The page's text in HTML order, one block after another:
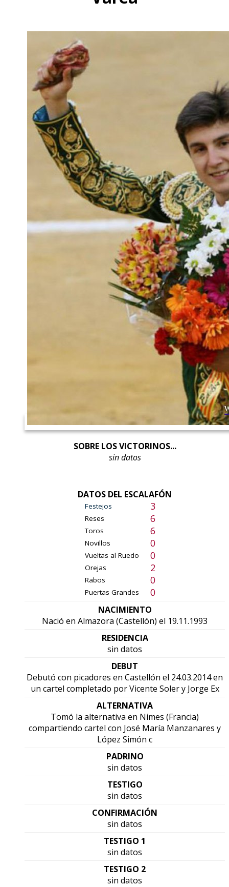
SOBRE LOS VICTORINOS...
sin datos
DATOS DEL ESCALAFÓN
Festejos 3
Reses 6
Toros 6
Novillos 0
Vueltas al Ruedo 0
Orejas 2
Rabos 0
Puertas Grandes 0
NACIMIENTO
Nació en Almazora (Castellón) el 19.11.1993
RESIDENCIA
sin datos
DEBUT
Debutó con picadores en Castellón el 24.03.2014 en
un cartel completado por Vicente Soler y Jorge Ex
ALTERNATIVA
Tomó la alternativa en Nimes (Francia)
compartiendo cartel con José María Manzanares y
López Simón c
PADRINO
sin datos
TESTIGO
sin datos
CONFIRMACIÓN
sin datos
TESTIGO 1
sin datos
TESTIGO 2
sin datos